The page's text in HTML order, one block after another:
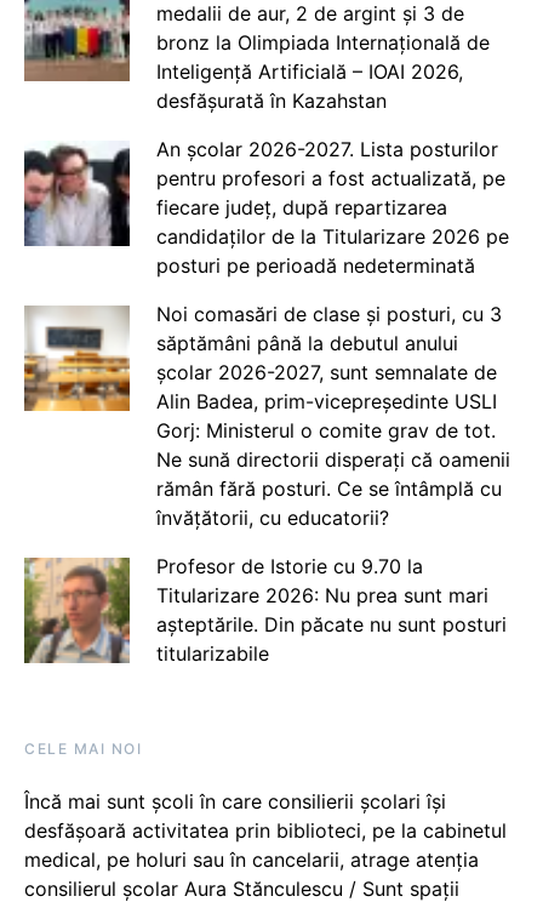
medalii de aur, 2 de argint și 3 de
bronz la Olimpiada Internațională de
Inteligență Artificială – IOAI 2026,
desfășurată în Kazahstan
An școlar 2026-2027. Lista posturilor
pentru profesori a fost actualizată, pe
fiecare județ, după repartizarea
candidaților de la Titularizare 2026 pe
posturi pe perioadă nedeterminată
Noi comasări de clase și posturi, cu 3
săptămâni până la debutul anului
școlar 2026-2027, sunt semnalate de
Alin Badea, prim-vicepreședinte USLI
Gorj: Ministerul o comite grav de tot.
Ne sună directorii disperați că oamenii
rămân fără posturi. Ce se întâmplă cu
învățătorii, cu educatorii?
Profesor de Istorie cu 9.70 la
Titularizare 2026: Nu prea sunt mari
așteptările. Din păcate nu sunt posturi
titularizabile
CELE MAI NOI
Încă mai sunt școli în care consilierii școlari își
desfășoară activitatea prin biblioteci, pe la cabinetul
medical, pe holuri sau în cancelarii, atrage atenția
consilierul școlar Aura Stănculescu / Sunt spații